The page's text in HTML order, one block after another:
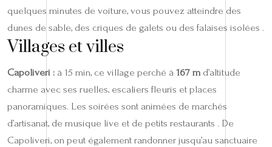
quelques minutes de voiture, vous pouvez atteindre des
dunes de sable, des criques de galets ou des falaises isolées .
Villages et villes
Capoliveri : à 15 min, ce village perché à 167 m d’altitude
charme avec ses ruelles, escaliers fleuris et places
panoramiques. Les soirées sont animées de marchés
d’artisanat, de musique live et de petits restaurants . De
Capoliveri, on peut également randonner jusqu’au sanctuaire